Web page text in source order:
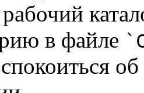
в файле